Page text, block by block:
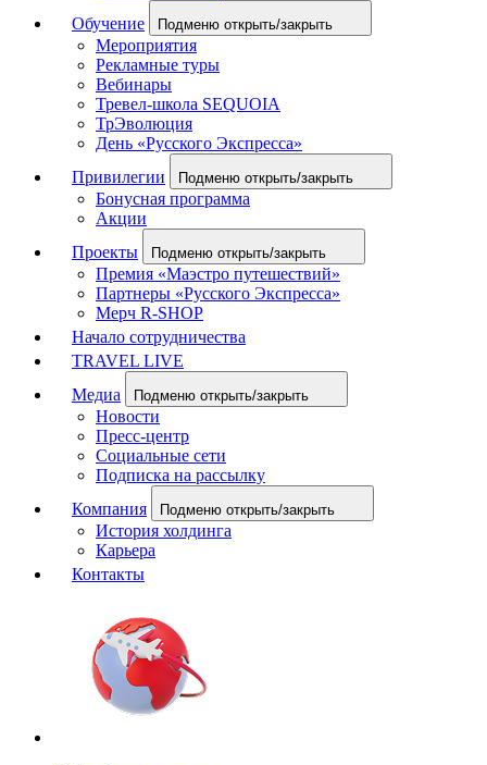
Обучение
Подменю открыть/закрыть
Мероприятия
Рекламные туры
Вебинары
Тревел-школа SEQUOIA
ТрЭволюция
День «Русского Экспресса»
Привилегии
Подменю открыть/закрыть
Бонусная программа
Акции
Проекты
Подменю открыть/закрыть
Премия «Маэстро путешествий»
Партнеры «Русского Экспресса»
Мерч R-SHOP
Начало сотрудничества
TRAVEL LIVE
Медиа
Подменю открыть/закрыть
Новости
Пресс-центр
Социальные сети
Подписка на рассылку
Компания
Подменю открыть/закрыть
История холдинга
Карьера
Контакты